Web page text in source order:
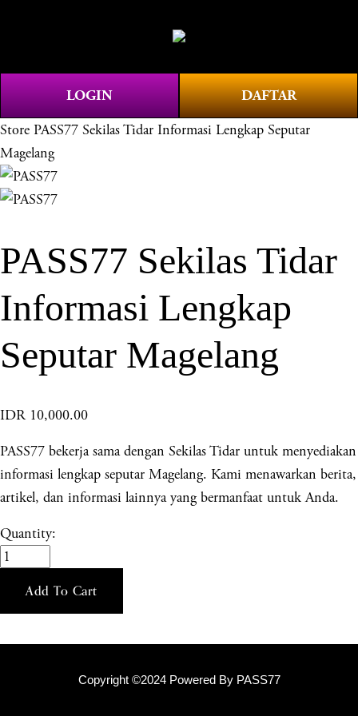
e
u
LOGIN DAFTAR
Store PASS77 Sekilas Tidar Informasi Lengkap Seputar
Magelang
PASS77 Sekilas Tidar
Informasi Lengkap
Seputar Magelang
IDR 10,000.00
PASS77 bekerja sama dengan Sekilas Tidar untuk menyediakan
informasi lengkap seputar Magelang. Kami menawarkan berita,
artikel, dan informasi lainnya yang bermanfaat untuk Anda.
Quantity:
Add To Cart
Copyright ©2024 Powered By PASS77